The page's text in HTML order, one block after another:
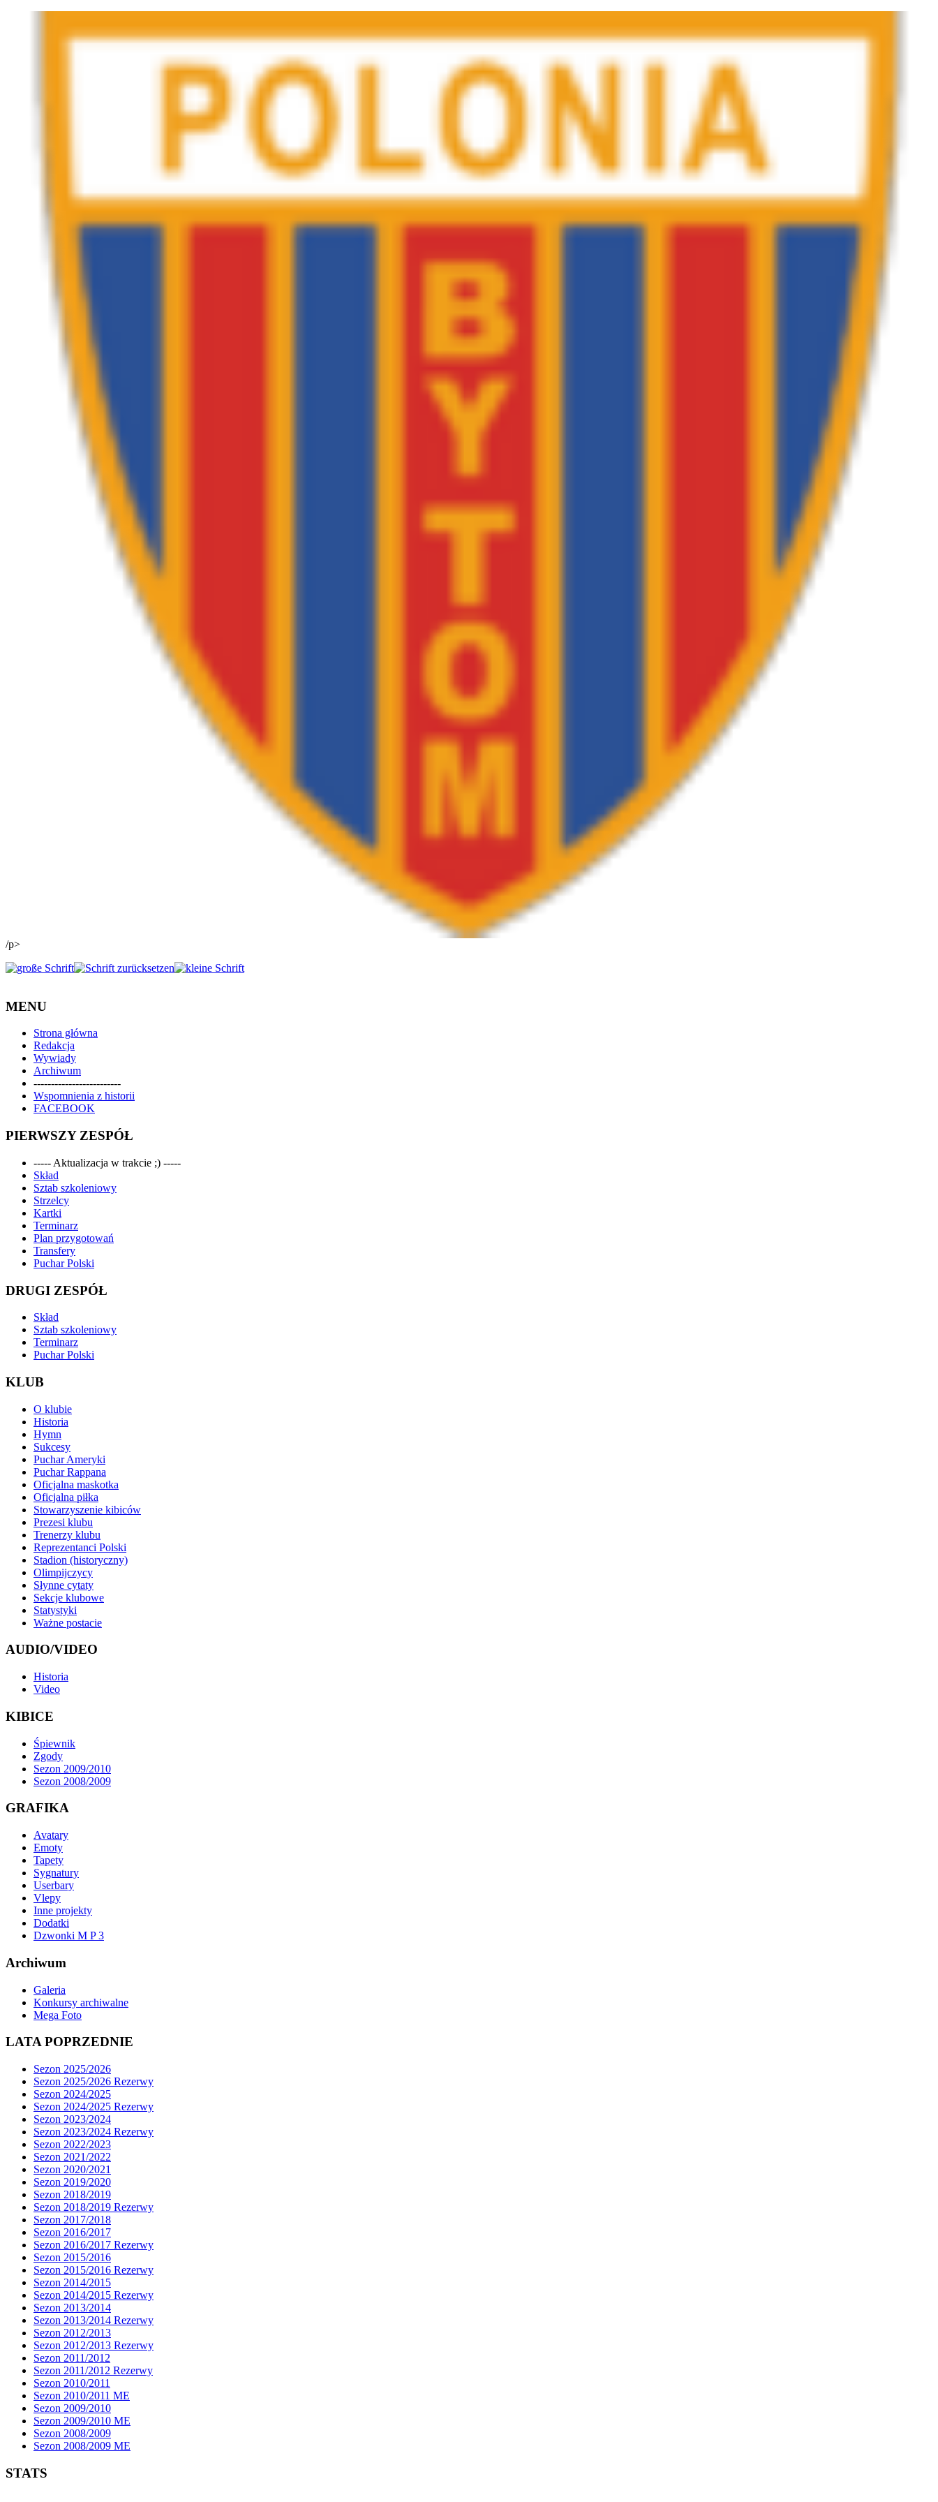
/p>
MENU
Strona główna
Redakcja
Wywiady
Archiwum
-------------------------
Wspomnienia z historii
FACEBOOK
PIERWSZY ZESPÓŁ
----- Aktualizacja w trakcie ;) -----
Skład
Sztab szkoleniowy
Strzelcy
Kartki
Terminarz
Plan przygotowań
Transfery
Puchar Polski
DRUGI ZESPÓŁ
Skład
Sztab szkoleniowy
Terminarz
Puchar Polski
KLUB
O klubie
Historia
Hymn
Sukcesy
Puchar Ameryki
Puchar Rappana
Oficjalna maskotka
Oficjalna piłka
Stowarzyszenie kibiców
Prezesi klubu
Trenerzy klubu
Reprezentanci Polski
Stadion (historyczny)
Olimpijczycy
Słynne cytaty
Sekcje klubowe
Statystyki
Ważne postacie
AUDIO/VIDEO
Historia
Video
KIBICE
Śpiewnik
Zgody
Sezon 2009/2010
Sezon 2008/2009
GRAFIKA
Avatary
Emoty
Tapety
Sygnatury
Userbary
Vlepy
Inne projekty
Dodatki
Dzwonki M P 3
Archiwum
Galeria
Konkursy archiwalne
Mega Foto
LATA POPRZEDNIE
Sezon 2025/2026
Sezon 2025/2026 Rezerwy
Sezon 2024/2025
Sezon 2024/2025 Rezerwy
Sezon 2023/2024
Sezon 2023/2024 Rezerwy
Sezon 2022/2023
Sezon 2021/2022
Sezon 2020/2021
Sezon 2019/2020
Sezon 2018/2019
Sezon 2018/2019 Rezerwy
Sezon 2017/2018
Sezon 2016/2017
Sezon 2016/2017 Rezerwy
Sezon 2015/2016
Sezon 2015/2016 Rezerwy
Sezon 2014/2015
Sezon 2014/2015 Rezerwy
Sezon 2013/2014
Sezon 2013/2014 Rezerwy
Sezon 2012/2013
Sezon 2012/2013 Rezerwy
Sezon 2011/2012
Sezon 2011/2012 Rezerwy
Sezon 2010/2011
Sezon 2010/2011 ME
Sezon 2009/2010
Sezon 2009/2010 ME
Sezon 2008/2009
Sezon 2008/2009 ME
STATS